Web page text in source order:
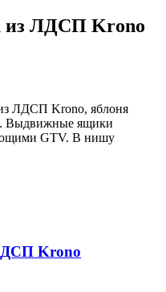
из ЛДСП Krono
ЛДСП Krono, яблоня
Выдвижные ящики
GTV. В нишу
Krono